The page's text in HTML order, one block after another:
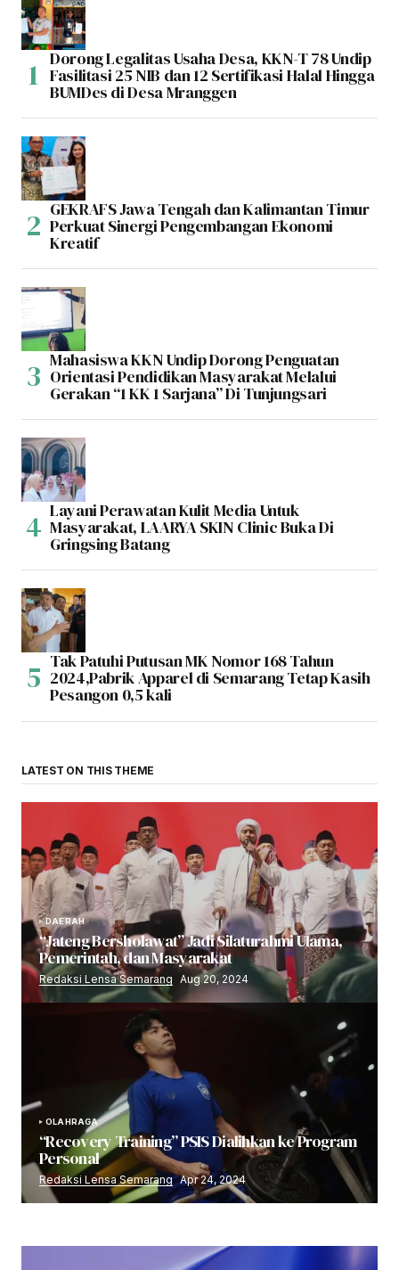
Dorong Legalitas Usaha Desa, KKN-T 78 Undip
Fasilitasi 25 NIB dan 12 Sertifikasi Halal Hingga
BUMDes di Desa Mranggen
GEKRAFS Jawa Tengah dan Kalimantan Timur
Perkuat Sinergi Pengembangan Ekonomi
Kreatif
Mahasiswa KKN Undip Dorong Penguatan
Orientasi Pendidikan Masyarakat Melalui
Gerakan “1 KK 1 Sarjana” Di Tunjungsari
Layani Perawatan Kulit Media Untuk
Masyarakat, LAARYA SKIN Clinic Buka Di
Gringsing Batang
Tak Patuhi Putusan MK Nomor 168 Tahun
2024,Pabrik Apparel di Semarang Tetap Kasih
Pesangon 0,5 kali
LATEST ON THIS THEME
DAERAH
“Jateng Bersholawat” Jadi Silaturahmi Ulama,
Pemerintah, dan Masyarakat
Redaksi Lensa Semarang Aug 20, 2024
OLAHRAGA
“Recovery Training” PSIS Dialihkan ke Program
Personal
Redaksi Lensa Semarang Apr 24, 2024